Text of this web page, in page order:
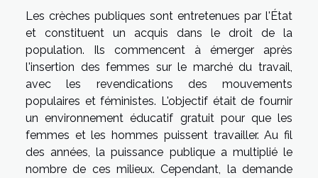
Les crèches publiques sont entretenues par l'État
et constituent un acquis dans le droit de la
population. Ils commencent à émerger après
l'insertion des femmes sur le marché du travail,
avec les revendications des mouvements
populaires et féministes. L'objectif était de fournir
un environnement éducatif gratuit pour que les
femmes et les hommes puissent travailler. Au fil
des années, la puissance publique a multiplié le
nombre de ces milieux. Cependant, la demande